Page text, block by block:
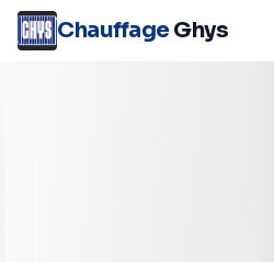
ChauffageGhys